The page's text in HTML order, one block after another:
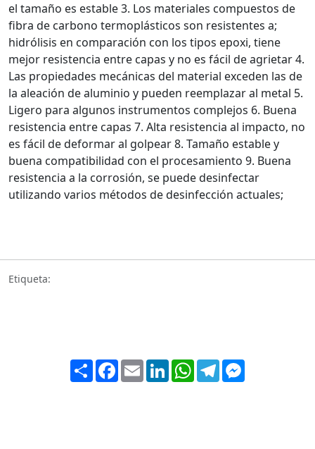
el tamaño es estable3. Los materiales compuestos de
fibra de carbono termoplásticos son resistentes a;
hidrólisis en comparación con los tipos epoxi, tiene
mejor resistencia entre capas y no es fácil de agrietar4.
Las propiedades mecánicas del material exceden las de
la aleación de aluminio y pueden reemplazar al metal 5.
Ligero para algunos instrumentos complejos 6. Buena
resistencia entre capas 7. Alta resistencia al impacto, no
es fácil de deformar al golpear8. Tamaño estable y
buena compatibilidad con el procesamiento 9. Buena
resistencia a la corrosión, se puede desinfectar
utilizando varios métodos de desinfección actuales;
Etiqueta:
ShareFacebook
EmailLinkedInWhatsApp
Telegram